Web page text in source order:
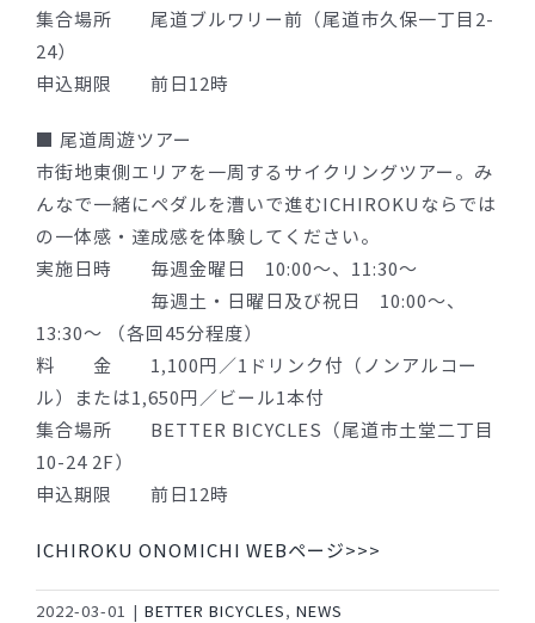
集合場所 尾道ブルワリー前（尾道市久保一丁目2-
24）
申込期限 前日12時
■ 尾道周遊ツアー
市街地東側エリアを一周するサイクリングツアー。み
んなで一緒にペダルを漕いで進むICHIROKUならでは
の一体感・達成感を体験してください。
実施日時 毎週金曜日 10:00〜、11:30〜
毎週土・日曜日及び祝日 10:00〜、
13:30〜 （各回45分程度）
料 金 1,100円／1ドリンク付（ノンアルコー
ル）または1,650円／ビール1本付
集合場所 BETTER BICYCLES（尾道市土堂二丁目
10-24 2F）
申込期限 前日12時
ICHIROKU ONOMICHI WEBページ>>>
2022-03-01 | BETTER BICYCLES, NEWS